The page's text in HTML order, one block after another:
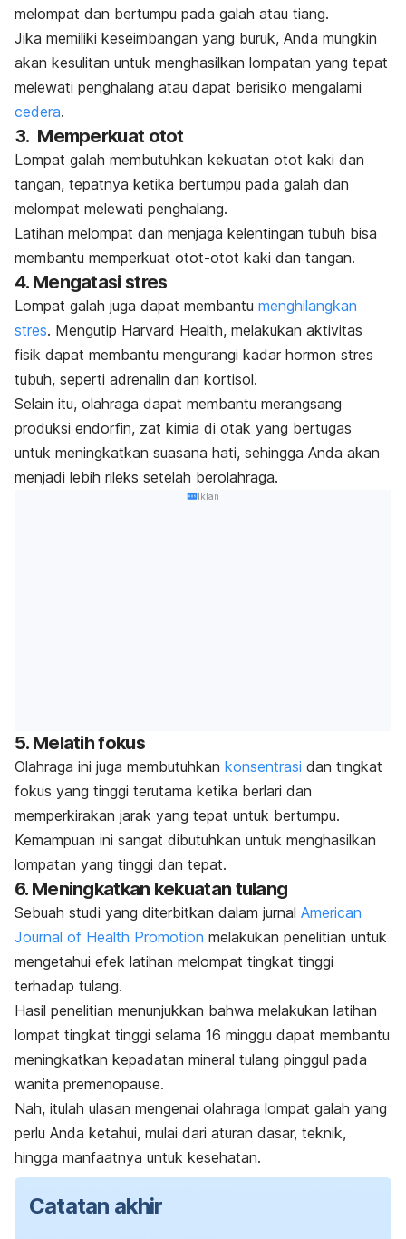
melompat dan bertumpu pada galah atau tiang.
Jika memiliki keseimbangan yang buruk, Anda mungkin
akan kesulitan untuk menghasilkan lompatan yang tepat
melewati penghalang atau dapat berisiko mengalami
cedera.
3. Memperkuat otot
Lompat galah membutuhkan kekuatan otot kaki dan
tangan, tepatnya ketika bertumpu pada galah dan
melompat melewati penghalang.
Latihan melompat dan menjaga kelentingan tubuh bisa
membantu memperkuat otot-otot kaki dan tangan.
4. Mengatasi stres
Lompat galah juga dapat membantu menghilangkan
stres. Mengutip Harvard Health, melakukan aktivitas
fisik dapat membantu mengurangi kadar hormon stres
tubuh, seperti adrenalin dan kortisol.
Selain itu, olahraga dapat membantu merangsang
produksi endorfin, zat kimia di otak yang bertugas
untuk meningkatkan suasana hati, sehingga Anda akan
menjadi lebih rileks setelah berolahraga.
Iklan
5. Melatih fokus
Olahraga ini juga membutuhkan konsentrasi dan tingkat
fokus yang tinggi terutama ketika berlari dan
memperkirakan jarak yang tepat untuk bertumpu.
Kemampuan ini sangat dibutuhkan untuk menghasilkan
lompatan yang tinggi dan tepat.
6. Meningkatkan kekuatan tulang
Sebuah studi yang diterbitkan dalam jurnal American
Journal of Health Promotion melakukan penelitian untuk
mengetahui efek latihan melompat tingkat tinggi
terhadap tulang.
Hasil penelitian menunjukkan bahwa melakukan latihan
lompat tingkat tinggi selama 16 minggu dapat membantu
meningkatkan kepadatan mineral tulang pinggul pada
wanita premenopause.
Nah, itulah ulasan mengenai olahraga lompat galah yang
perlu Anda ketahui, mulai dari aturan dasar, teknik,
hingga manfaatnya untuk kesehatan.
Catatan akhir